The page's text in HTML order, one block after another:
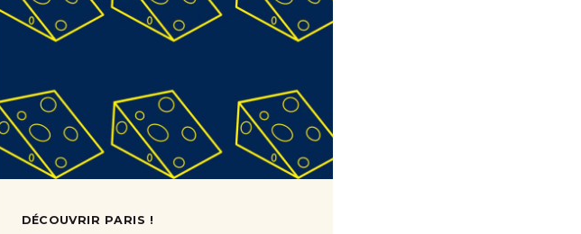
DÉCOUVRIR PARIS !